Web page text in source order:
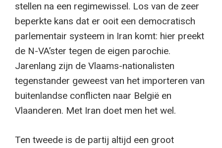
stellen na een regimewissel. Los van de zeer
beperkte kans dat er ooit een democratisch
parlementair systeem in Iran komt: hier preekt
de N-VA’ster tegen de eigen parochie.
Jarenlang zijn de Vlaams-nationalisten
tegenstander geweest van het importeren van
buitenlandse conflicten naar België en
Vlaanderen. Met Iran doet men het wel.
Ten tweede is de partij altijd een groot